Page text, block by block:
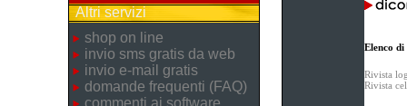
Altri servizi
shop on line
invio sms gratis da web
invio e-mail gratis
domande frequenti (FAQ)
commenti ai software
Elenco
Rivista
Rivista